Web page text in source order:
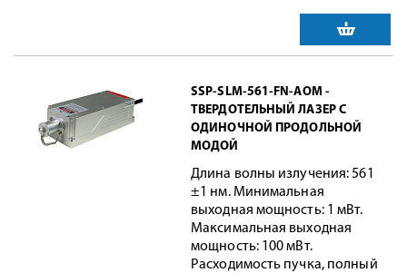
SSP-SLM-561-FN-AOM -
ТВЕРДОТЕЛЬНЫЙ ЛАЗЕР С
ОДИНОЧНОЙ ПРОДОЛЬНОЙ
МОДОЙ
Длина волны излучения: 561
±1 нм. Минимальная
выходная мощность: 1 мВт.
Максимальная выходная
мощность: 100 мВт.
Расходимость пучка, полный